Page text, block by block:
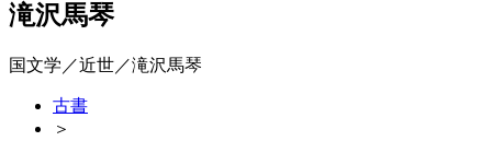
滝沢馬琴
国文学／近世／滝沢馬琴
古書
＞